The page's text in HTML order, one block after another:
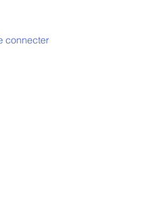
connecter